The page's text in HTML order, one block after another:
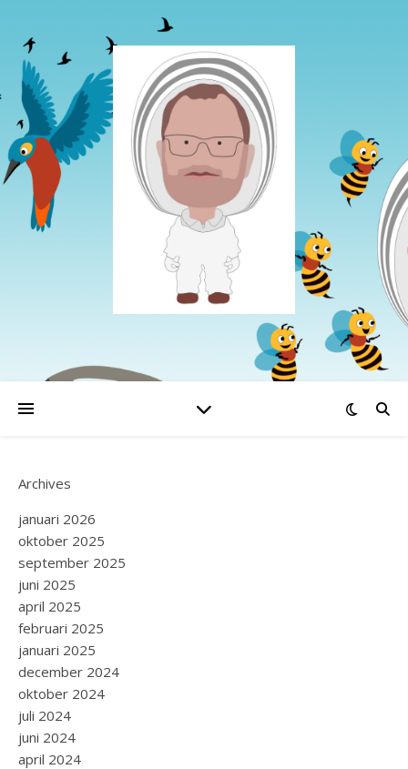
Archives
januari 2026
oktober 2025
september 2025
juni 2025
april 2025
februari 2025
januari 2025
december 2024
oktober 2024
juli 2024
juni 2024
april 2024